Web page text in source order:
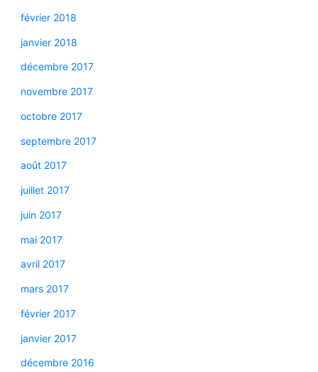
février 2018
janvier 2018
décembre 2017
novembre 2017
octobre 2017
septembre 2017
août 2017
juillet 2017
juin 2017
mai 2017
avril 2017
mars 2017
février 2017
janvier 2017
décembre 2016